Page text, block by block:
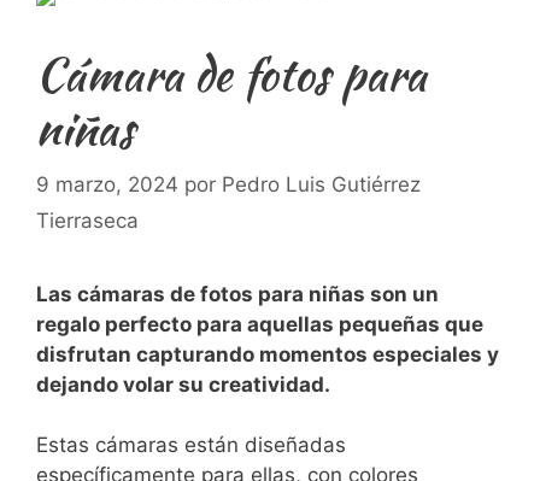
Cámara de fotos para
niñas
9 marzo, 2024 por Pedro Luis Gutiérrez
Tierraseca
Las cámaras de fotos para ‍niñas son⁢ un
‍regalo perfecto para aquellas pequeñas que
disfrutan capturando momentos especiales y⁢
dejando volar su ⁣creatividad.
Estas cámaras están diseñadas
específicamente para ellas, con colores